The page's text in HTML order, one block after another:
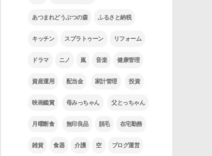
あつまれどうぶつの森 ふるさと納税
キッチン スプラトゥーン リフォーム
ドラマ ニノ 嵐 音楽 健康管理
資産運用 配当金 家計管理 投資
映画鑑賞 母みっちゃん 父とっちゃん
月曜断食 無印良品 脱毛 在宅勤務
雑貨 食器 介護 空 ブログ運営